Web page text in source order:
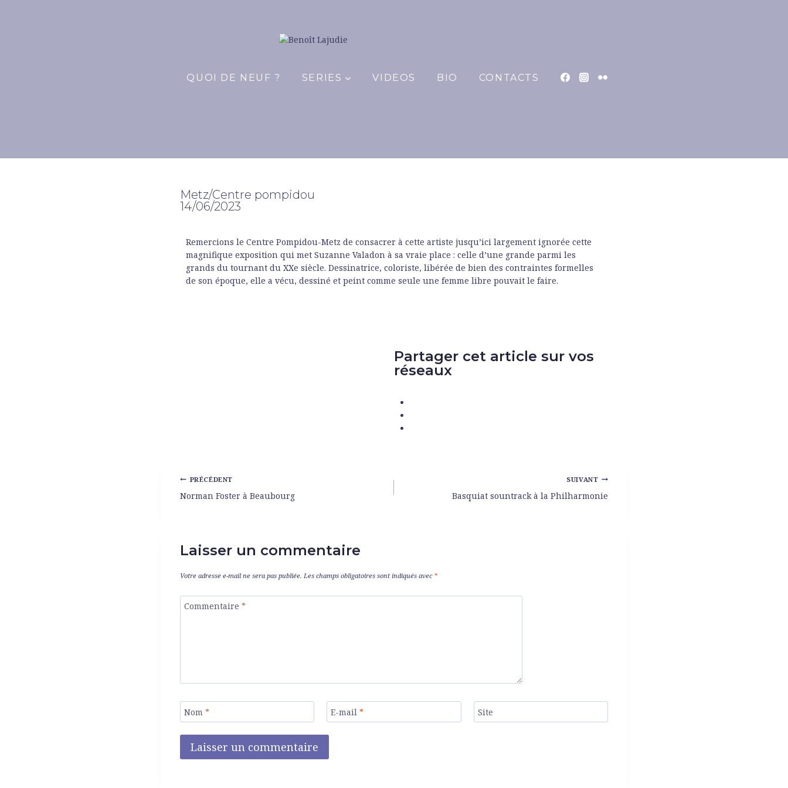
QUOI DE NEUF ? SERIES VIDEOS BIO CONTACTS
SUZANNE VALADON À
Metz/Centre pompidou
14/06/2023
Remercions le Centre Pompidou-Metz de consacrer à cette artiste jusqu’ici largement ignorée cette
magnifique exposition qui met Suzanne Valadon à sa vraie place : celle d’une grande parmi les
grands du tournant du XXe siècle. Dessinatrice, coloriste, libérée de bien des contraintes formelles
de son époque, elle a vécu, dessiné et peint comme seule une femme libre pouvait le faire.
Partager cet article sur vos
réseaux
PRÉCÉDENT
Norman Foster à Beaubourg
SUIVANT
Basquiat sountrack à la Philharmonie
Laisser un commentaire
Votre adresse e-mail ne sera pas publiée. Les champs obligatoires sont indiqués avec *
Commentaire *
Nom * E-mail* Site